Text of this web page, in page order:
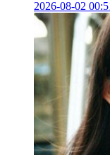
2026-08-02